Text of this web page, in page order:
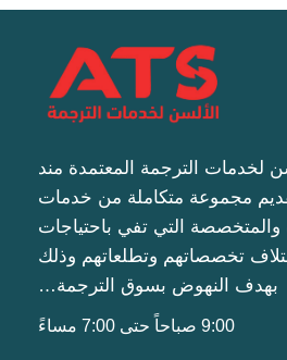
لخدمات الترجمة المعتمدة مند
مجموعة متكاملة من خدمات
والمتخصصة التي تفي باحتياجات
تخصصاتهم وتطلعاتهم وذلك
بهدف النهوض بسوق الترجمة…